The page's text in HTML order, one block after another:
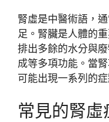
腎虛是中醫術語，
足。腎臟是人體的
排出多餘的水分與
成等多項功能。當
可能出現一系列的症
常見的腎虛